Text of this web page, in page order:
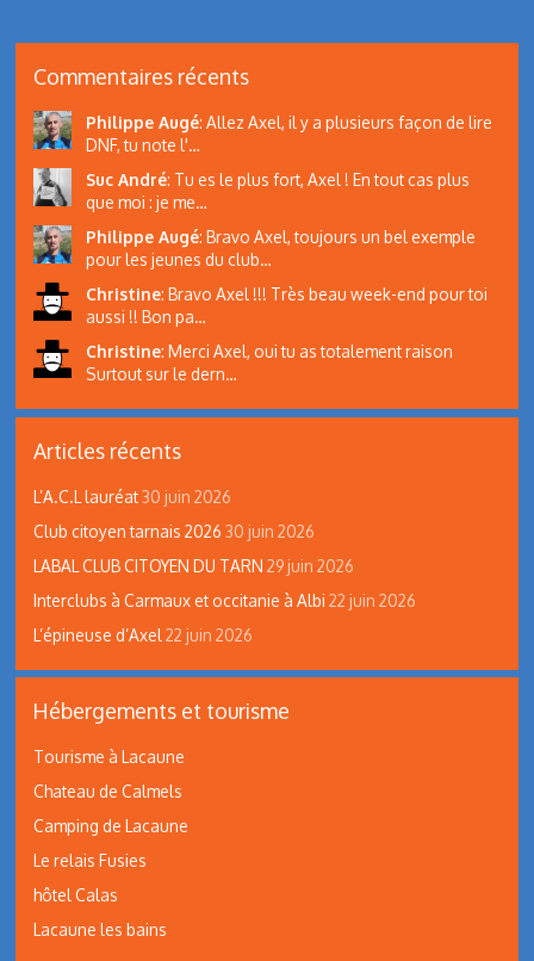
Commentaires récents
Philippe Augé: Allez Axel, il y a plusieurs façon de lire
DNF, tu note l'…
Suc André: Tu es le plus fort, Axel ! En tout cas plus
que moi : je me…
Philippe Augé: Bravo Axel, toujours un bel exemple
pour les jeunes du club…
Christine: Bravo Axel !!! Très beau week-end pour toi
aussi !! Bon pa…
Christine: Merci Axel, oui tu as totalement raison
Surtout sur le dern…
Articles récents
L’A.C.L lauréat 30 juin 2026
Club citoyen tarnais 2026 30 juin 2026
LABAL CLUB CITOYEN DU TARN 29 juin 2026
Interclubs à Carmaux et occitanie à Albi 22 juin 2026
L’épineuse d’Axel 22 juin 2026
Hébergements et tourisme
Tourisme à Lacaune
Chateau de Calmels
Camping de Lacaune
Le relais Fusies
hôtel Calas
Lacaune les bains